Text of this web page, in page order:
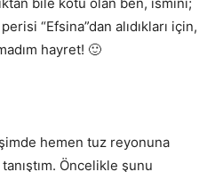
“Efsina”dan alıdıkları için,
hayret! 🙂
hemen tuz reyonuna
Öncelikle şunu